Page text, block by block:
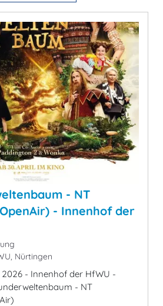
- NT
- Innenhof der
Nürtingen
- Innenhof der HfWU -
- NT